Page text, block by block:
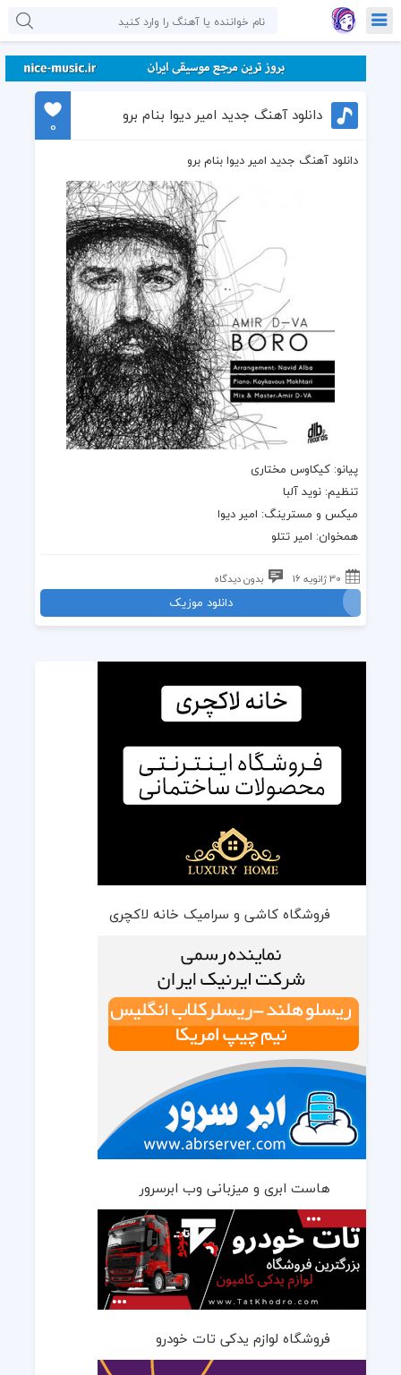
دانلود آهنگ جدید امیر دیوا بنام برو
0
دانلود آهنگ جدید امیر دیوا بنام برو
پیانو: کیکاوس مختاری
تنظیم: نوید آلبا
میکس و مسترینگ: امیر دیوا
همخوان: امیر تتلو
30 ژانویه 16 بدون دیدگاه
دانلود موزیک
فروشگاه کاشی و سرامیک خانه لاکچری
هاست ابری و میزبانی وب ابرسرور
فروشگاه لوازم یدکی تات خودرو